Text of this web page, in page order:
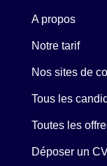
A propos
Notre tarif
Nos sites de
Tous les
Toutes les
Déposer un